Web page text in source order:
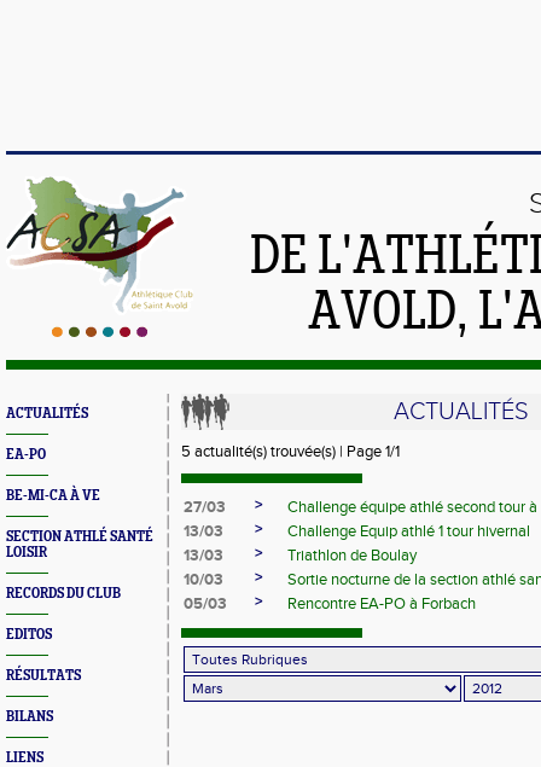
DE
AVOLD,
ACTUALITÉS
EA-PO
BE-MI-CA À VE
SECTION ATHLÉ SANTÉ
LOISIR
RECORDS DU CLUB
EDITOS
RÉSULTATS
BILANS
LIENS
ACTUALITÉS
5 actualité(s) trouvée(s) | Page 1/1
27/03 >
Challenge équipe athlé second tour
13/03
>
Challenge Equip athlé 1 tour hivernal
13/03
>
Triathlon de Boulay
10/03
>
Sortie nocturne de la section athlé
05/03
> Rencontre EA-PO à Forbach